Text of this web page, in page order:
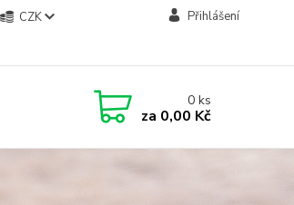
CZK Přihlášení
0ks
za 0,00 Kč